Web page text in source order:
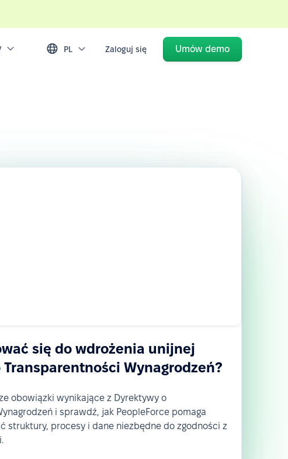
PL Zaloguj się Umów demo
się do wdrożenia unijnej
Wynagrodzeń?
obowiązki wynikające z Dyrektywy o
i sprawdź, jak PeopleForce pomaga
struktury, procesy i dane niezbędne do zgodności z